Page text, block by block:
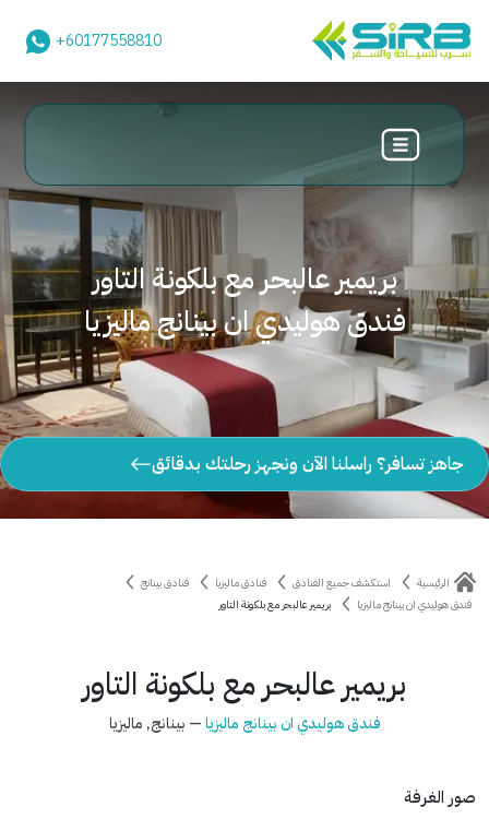
+60177558810
بريمير عالبحر مع بلكونة التاور
فندق هوليدي ان بينانج ماليزيا
جاهز تسافر؟ راسلنا الآن ونجهز رحلتك بدقائق
الرئيسية استكشف جميع الفنادق فنادق ماليزيا
فنادق بينانج
فندق هوليدي ان بينانج ماليزيا
بريمير عالبحر مع بلكونة التاور
بريمير عالبحر مع بلكونة التاور
فندق هوليدي ان بينانج ماليزيا— بينانج, ماليزيا
صور الغرفة